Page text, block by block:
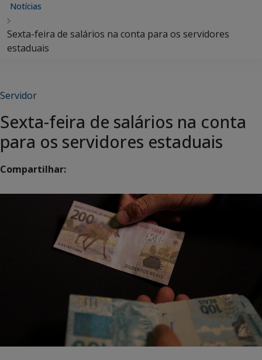
Notícias
Sexta-feira de salários na conta para os servidores
estaduais
Servidor
Sexta-feira de salários na conta
para os servidores estaduais
Compartilhar: